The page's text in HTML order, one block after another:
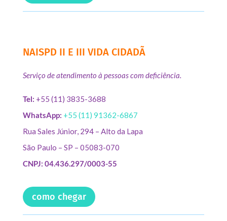
NAISPD II E III VIDA CIDADÃ
Serviço de atendimento à pessoas com deficiência.
Tel: +55 (11) 3835-3688
WhatsApp: +55 (11) 91362-6867
Rua Sales Júnior, 294 – Alto da Lapa
São Paulo – SP – 05083-070
CNPJ: 04.436.297/0003-55
como chegar